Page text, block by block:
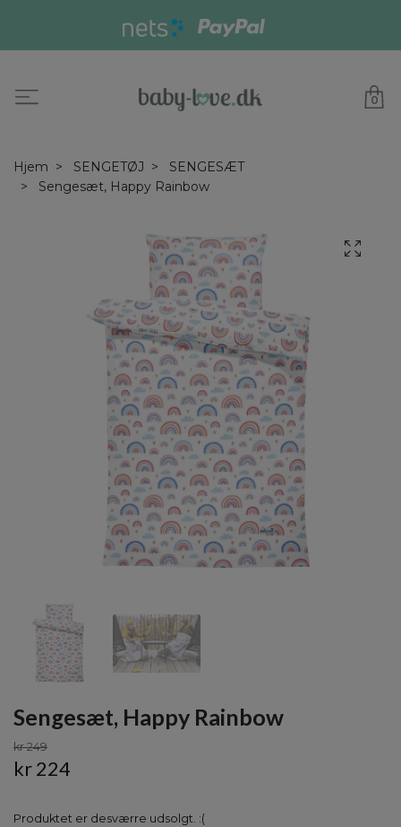
0
Hjem SENGETØJ
SENGESÆT
Sengesæt, Happy Rainbow
Sengesæt, Happy Rainbow
kr 249
kr 224
Produktet er desværre udsolgt. :(